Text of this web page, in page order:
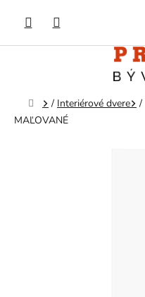
obsah
Domov
/ Interiérové dvere /
MAĽOVANÉ